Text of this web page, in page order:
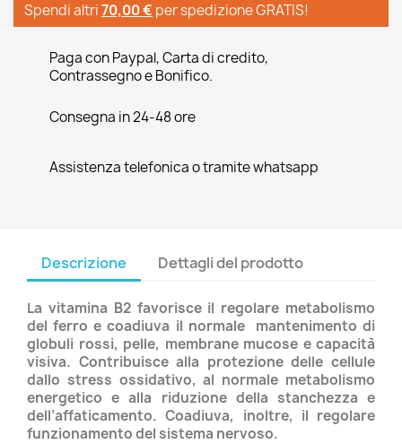
Spendi altri70,00 € per spedizione GRATIS!
Paga con Paypal, Carta di credito,
Contrassegno e Bonifico.
Consegna in 24-48 ore
Assistenza telefonica o tramite whatsapp
Descrizione Dettagli del prodotto
La vitamina B2 favorisce il regolare metabolismo
del ferro e coadiuva il normale mantenimento di
globuli rossi, pelle, membrane mucose e capacità
visiva. Contribuisce alla protezione delle cellule
dallo stress ossidativo, al normale metabolismo
energetico e alla riduzione della stanchezza e
dell’affaticamento. Coadiuva, inoltre, il regolare
funzionamento del sistema nervoso.